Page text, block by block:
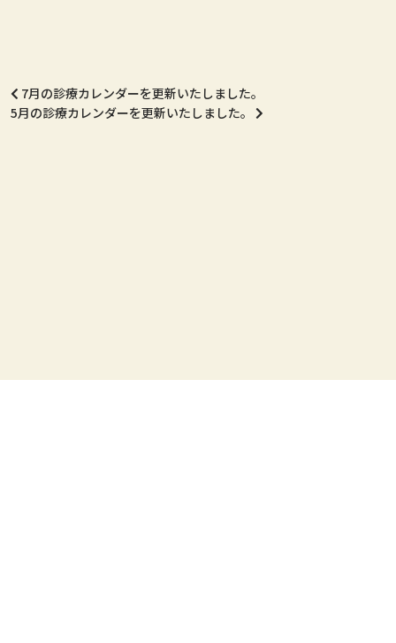
7月の診療カレンダーを更新いたしました。
5月の診療カレンダーを更新いたしました。